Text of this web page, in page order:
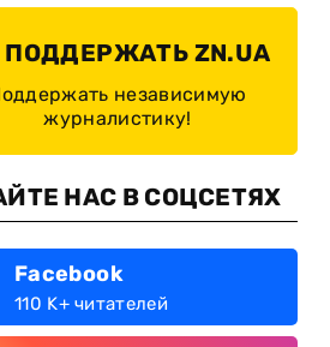
ПОДДЕРЖАТЬ ZN.UA
независимую
журналистику!
НАС В СОЦСЕТЯХ
Facebook
110 K+ читателей